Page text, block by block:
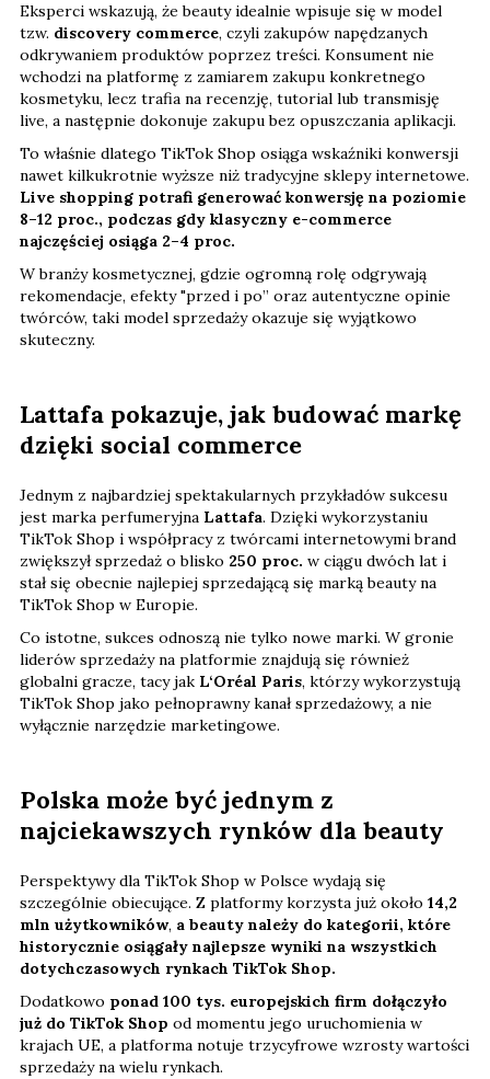
Eksperci wskazują, że beauty idealnie wpisuje się w model
tzw. discovery commerce, czyli zakupów napędzanych
odkrywaniem produktów poprzez treści. Konsument nie
wchodzi na platformę z zamiarem zakupu konkretnego
kosmetyku, lecz trafia na recenzję, tutorial lub transmisję
live, a następnie dokonuje zakupu bez opuszczania aplikacji.
To właśnie dlatego TikTok Shop osiąga wskaźniki konwersji
nawet kilkukrotnie wyższe niż tradycyjne sklepy internetowe.
Live shopping potrafi generować konwersję na poziomie
8–12 proc., podczas gdy klasyczny e-commerce
najczęściej osiąga 2–4 proc.
W branży kosmetycznej, gdzie ogromną rolę odgrywają
rekomendacje, efekty "przed i po” oraz autentyczne opinie
twórców, taki model sprzedaży okazuje się wyjątkowo
skuteczny.
Lattafa pokazuje, jak budować markę
dzięki social commerce
Jednym z najbardziej spektakularnych przykładów sukcesu
jest marka perfumeryjna Lattafa. Dzięki wykorzystaniu
TikTok Shop i współpracy z twórcami internetowymi brand
zwiększył sprzedaż o blisko 250 proc. w ciągu dwóch lat i
stał się obecnie najlepiej sprzedającą się marką beauty na
TikTok Shop w Europie.
Co istotne, sukces odnoszą nie tylko nowe marki. W gronie
liderów sprzedaży na platformie znajdują się również
globalni gracze, tacy jak L‘Oréal Paris, którzy wykorzystują
TikTok Shop jako pełnoprawny kanał sprzedażowy, a nie
wyłącznie narzędzie marketingowe.
Polska może być jednym z
najciekawszych rynków dla beauty
Perspektywy dla TikTok Shop w Polsce wydają się
szczególnie obiecujące. Z platformy korzysta już około 14,2
mln użytkowników, a beauty należy do kategorii, które
historycznie osiągały najlepsze wyniki na wszystkich
dotychczasowych rynkach TikTok Shop.
Dodatkowo ponad 100 tys. europejskich firm dołączyło
już do TikTok Shop od momentu jego uruchomienia w
krajach UE, a platforma notuje trzycyfrowe wzrosty wartości
sprzedaży na wielu rynkach.